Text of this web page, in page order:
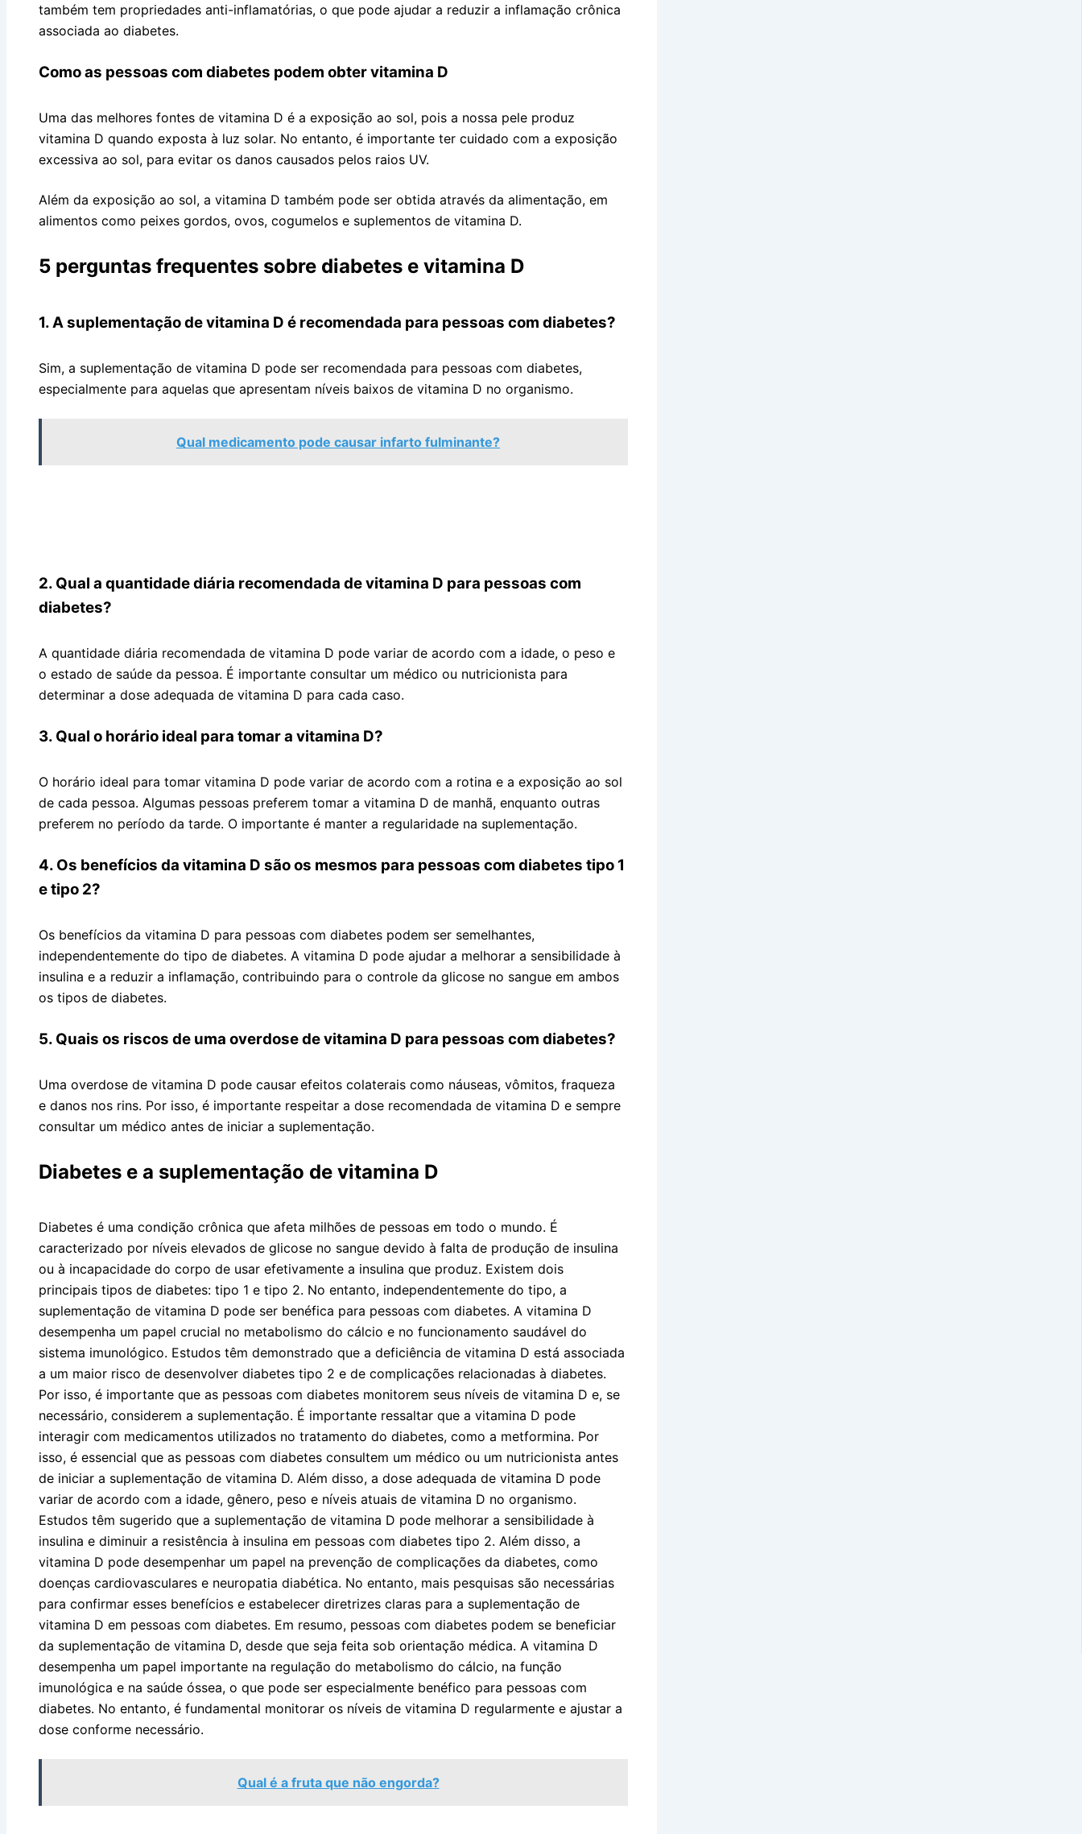
também tem propriedades anti-inflamatórias, o que pode ajudar a reduzir a inflamação crônica
associada ao diabetes.
Como as pessoas com diabetes podem obter vitamina D
Uma das melhores fontes de vitamina D é a exposição ao sol, pois a nossa pele produz
vitamina D quando exposta à luz solar. No entanto, é importante ter cuidado com a exposição
excessiva ao sol, para evitar os danos causados pelos raios UV.
Além da exposição ao sol, a vitamina D também pode ser obtida através da alimentação, em
alimentos como peixes gordos, ovos, cogumelos e suplementos de vitamina D.
5 perguntas frequentes sobre diabetes e vitamina D
1. A suplementação de vitamina D é recomendada para pessoas com diabetes?
Sim, a suplementação de vitamina D pode ser recomendada para pessoas com diabetes,
especialmente para aquelas que apresentam níveis baixos de vitamina D no organismo.
Qual medicamento pode causar infarto fulminante?
2. Qual a quantidade diária recomendada de vitamina D para pessoas com
diabetes?
A quantidade diária recomendada de vitamina D pode variar de acordo com a idade, o peso e
o estado de saúde da pessoa. É importante consultar um médico ou nutricionista para
determinar a dose adequada de vitamina D para cada caso.
3. Qual o horário ideal para tomar a vitamina D?
O horário ideal para tomar vitamina D pode variar de acordo com a rotina e a exposição ao sol
de cada pessoa. Algumas pessoas preferem tomar a vitamina D de manhã, enquanto outras
preferem no período da tarde. O importante é manter a regularidade na suplementação.
4. Os benefícios da vitamina D são os mesmos para pessoas com diabetes tipo 1
e tipo 2?
Os benefícios da vitamina D para pessoas com diabetes podem ser semelhantes,
independentemente do tipo de diabetes. A vitamina D pode ajudar a melhorar a sensibilidade à
insulina e a reduzir a inflamação, contribuindo para o controle da glicose no sangue em ambos
os tipos de diabetes.
5. Quais os riscos de uma overdose de vitamina D para pessoas com diabetes?
Uma overdose de vitamina D pode causar efeitos colaterais como náuseas, vômitos, fraqueza
e danos nos rins. Por isso, é importante respeitar a dose recomendada de vitamina D e sempre
consultar um médico antes de iniciar a suplementação.
Diabetes e a suplementação de vitamina D
Diabetes é uma condição crônica que afeta milhões de pessoas em todo o mundo. É
caracterizado por níveis elevados de glicose no sangue devido à falta de produção de insulina
ou à incapacidade do corpo de usar efetivamente a insulina que produz. Existem dois
principais tipos de diabetes: tipo 1 e tipo 2. No entanto, independentemente do tipo, a
suplementação de vitamina D pode ser benéfica para pessoas com diabetes. A vitamina D
desempenha um papel crucial no metabolismo do cálcio e no funcionamento saudável do
sistema imunológico. Estudos têm demonstrado que a deficiência de vitamina D está associada
a um maior risco de desenvolver diabetes tipo 2 e de complicações relacionadas à diabetes.
Por isso, é importante que as pessoas com diabetes monitorem seus níveis de vitamina D e, se
necessário, considerem a suplementação. É importante ressaltar que a vitamina D pode
interagir com medicamentos utilizados no tratamento do diabetes, como a metformina. Por
isso, é essencial que as pessoas com diabetes consultem um médico ou um nutricionista antes
de iniciar a suplementação de vitamina D. Além disso, a dose adequada de vitamina D pode
variar de acordo com a idade, gênero, peso e níveis atuais de vitamina D no organismo.
Estudos têm sugerido que a suplementação de vitamina D pode melhorar a sensibilidade à
insulina e diminuir a resistência à insulina em pessoas com diabetes tipo 2. Além disso, a
vitamina D pode desempenhar um papel na prevenção de complicações da diabetes, como
doenças cardiovasculares e neuropatia diabética. No entanto, mais pesquisas são necessárias
para confirmar esses benefícios e estabelecer diretrizes claras para a suplementação de
vitamina D em pessoas com diabetes. Em resumo, pessoas com diabetes podem se beneficiar
da suplementação de vitamina D, desde que seja feita sob orientação médica. A vitamina D
desempenha um papel importante na regulação do metabolismo do cálcio, na função
imunológica e na saúde óssea, o que pode ser especialmente benéfico para pessoas com
diabetes. No entanto, é fundamental monitorar os níveis de vitamina D regularmente e ajustar a
dose conforme necessário.
Qual é a fruta que não engorda?